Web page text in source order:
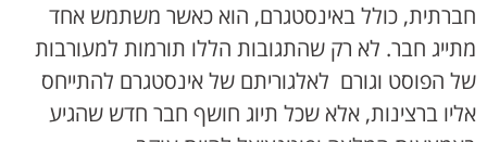
חברתית, כולל באינסטגרם, הוא כאשר משתמש אחד
מתייג חבר. לא רק שהתגובות הללו תורמות למעורבות
של הפוסט וגורם לאלגוריתם של אינסטגרם להתייחס
אליו ברצינות, אלא שכל תיוג חושף חבר חדש שהגיע